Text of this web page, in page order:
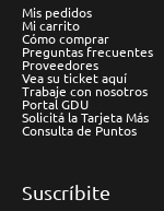
Mis pedidos
Mi carrito
Cómo comprar
Preguntas frecuentes
Proveedores
Vea su ticket aquí
Trabaje con nosotros
Portal GDU
Solicitá la Tarjeta Más
Consulta de Puntos
Suscríbite